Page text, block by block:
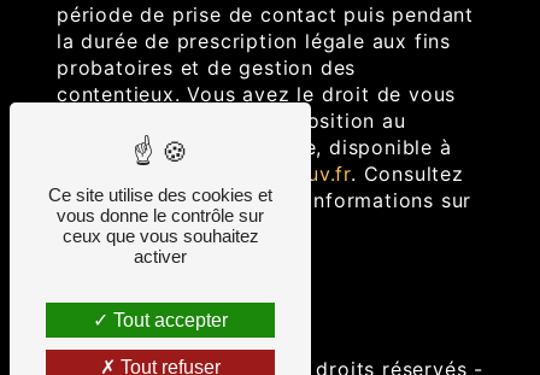
période de prise de contact puis pendant
la durée de prescription légale aux fins
probatoires et de gestion des
contentieux. Vous avez le droit de vous
inscrire sur la liste d'opposition au
démarchage téléphonique, disponible à
cette adresse:
Bloctel.gouv.fr. Consultez
le site cnil.fr pour plus d’informations sur
vos droits.
Vistalid - 2026 - Tous droits réservés -
Ce site utilise des cookies et
vous donne le contrôle sur
ceux que vous souhaitez
activer
Tout accepter
Tout refuser